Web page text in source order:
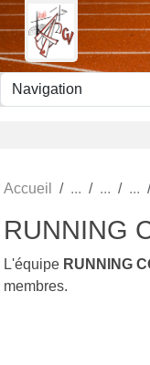
Accueil
RUNNING
L'équipe RUNNING
membres.
Panneau de gestion